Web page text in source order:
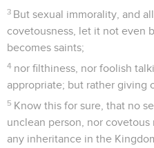
3 But sexual immorality, and
covetousness, let it not even
becomes saints;
4 nor filthiness, nor foolish
appropriate; but rather giving
5 Know this for sure, that no
unclean person, nor covetous
any inheritance in the